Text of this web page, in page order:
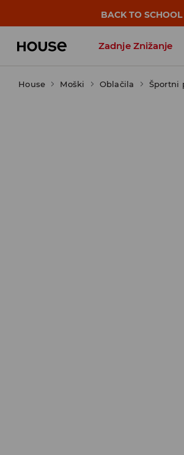
BACK TO SCHOOL
Zadnje Znižanje
Favoriti
House Moški Oblačila Športni